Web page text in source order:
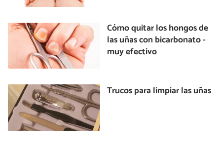
Cómo quitar los hongos de
las uñas con bicarbonato -
muy efectivo
Trucos para limpiar las uñas